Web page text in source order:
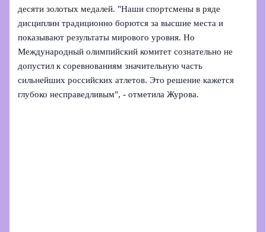
десяти золотых медалей. "Наши спортсмены в ряде
дисциплин традиционно борются за высшие места и
показывают результаты мирового уровня. Но
Международный олимпийский комитет сознательно не
допустил к соревнованиям значительную часть
сильнейших российских атлетов. Это решение кажется
глубоко несправедливым", - отметила Журова.